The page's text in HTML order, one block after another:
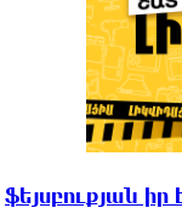
ֆեյսբուքյան իր